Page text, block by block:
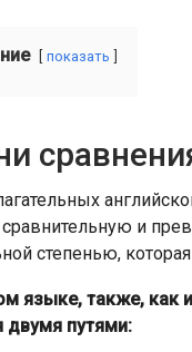
показать
и
степенью,
языке, также, как
двумя путями: